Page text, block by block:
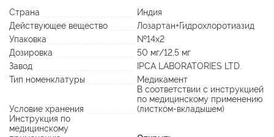
Страна
Индия
Действующее вещество
Лозартан+Гидрохлоротиазид
Упаковка
№14х2
Дозировка
50 мг/12,5 мг
Завод
IPCA LABORATORIES LTD.
Тип номенклатуры
Медикамент
Условие хранения
В соответствии с инструкцией
по медицинскому применению
(листком-вкладышем)
Инструкция по
медицинскому